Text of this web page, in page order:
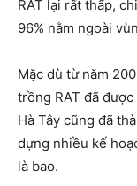
RAT lại rất thấp,
96% nằm ngoài
Mặc dù từ năm
trồng RAT đã
Hà Tây cũng đã
dựng nhiều kế
là bao.